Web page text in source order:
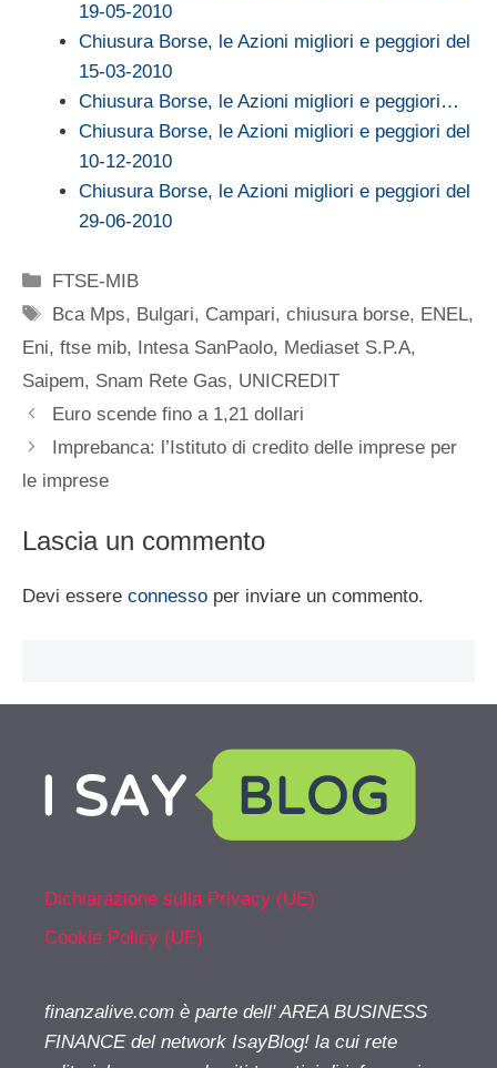
19-05-2010
Chiusura Borse, le Azioni migliori e peggiori del
15-03-2010
Chiusura Borse, le Azioni migliori e peggiori…
Chiusura Borse, le Azioni migliori e peggiori del
10-12-2010
Chiusura Borse, le Azioni migliori e peggiori del
29-06-2010
Categorie
FTSE-MIB
Tag
Bca Mps, Bulgari, Campari,chiusura borse, ENEL,
Eni, ftse mib, Intesa SanPaolo, Mediaset S.P.A,
Saipem, Snam Rete Gas, UNICREDIT
Euro scende fino a 1,21 dollari
Imprebanca: l’Istituto di credito delle imprese per
le imprese
Lascia un commento
Devi essere connesso per inviare un commento.
Dichiarazione sulla Privacy (UE)
Cookie Policy (UE)
finanzalive.com è parte dell' AREA BUSINESS
FINANCE del network IsayBlog! la cui rete